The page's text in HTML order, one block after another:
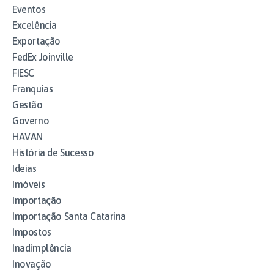
Eventos
Excelência
Exportação
FedEx Joinville
FIESC
Franquias
Gestão
Governo
HAVAN
História de Sucesso
Ideias
Imóveis
Importação
Importação Santa Catarina
Impostos
Inadimplência
Inovação